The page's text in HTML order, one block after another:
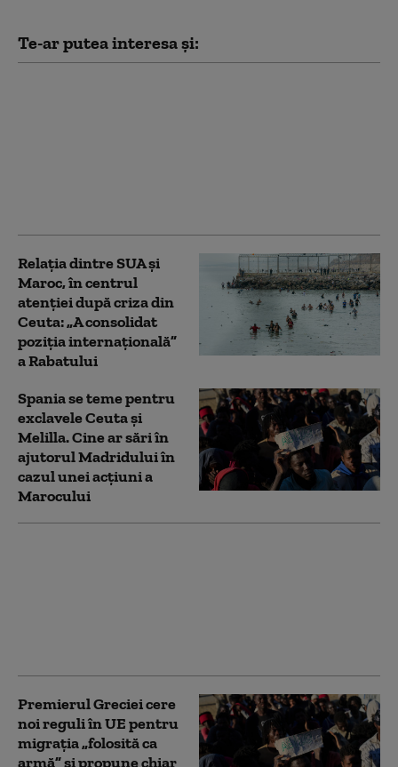
Te-ar putea interesa și:
Relația dintre SUA și
Maroc, în centrul
atenției după criza din
Ceuta: „A consolidat
poziția internațională”
a Rabatului
Spania se teme pentru
exclavele Ceuta și
Melilla. Cine ar sări în
ajutorul Madridului în
cazul unei acțiuni a
Marocului
Premierul Greciei cere
noi reguli în UE pentru
migrația „folosită ca
armă” și propune chiar